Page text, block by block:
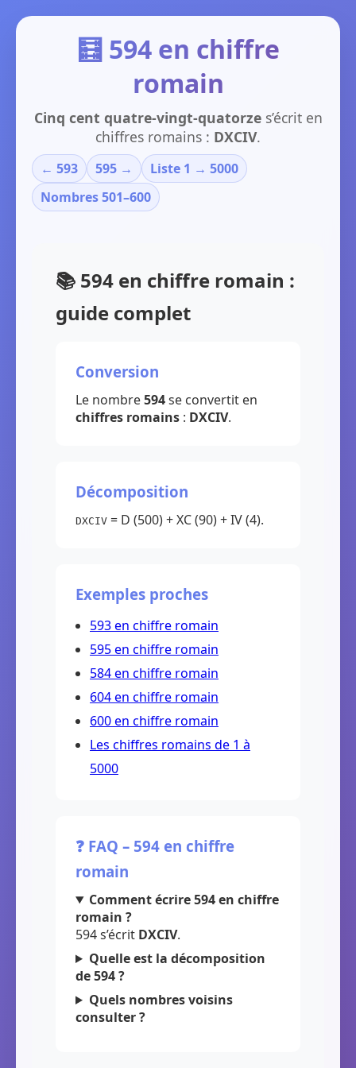
🧮 594 en chiffre
romain
Cinq cent quatre-vingt-quatorzes’écrit en
chiffres romains : DXCIV.
← 593 595 →
Liste 1 → 5000
Nombres 501–600
📚 594 en chiffre romain :
guide complet
Conversion
Le nombre594se convertit en
chiffres romains : DXCIV.
Décomposition
DXCIV = D (500) + XC (90) + IV (4).
Exemples proches
593 en chiffre romain
595 en chiffre romain
584 en chiffre romain
604 en chiffre romain
600 en chiffre romain
Les chiffres romains de 1 à
5000
❓ FAQ – 594 en chiffre
romain
Comment écrire 594 en chiffre
romain ?
594 s’écrit DXCIV.
Quelle est la décomposition
de 594 ?
Quels nombres voisins
consulter ?